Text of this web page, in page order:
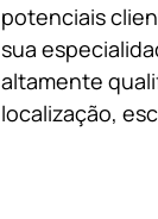
potenciais
sua
altamente
localização,